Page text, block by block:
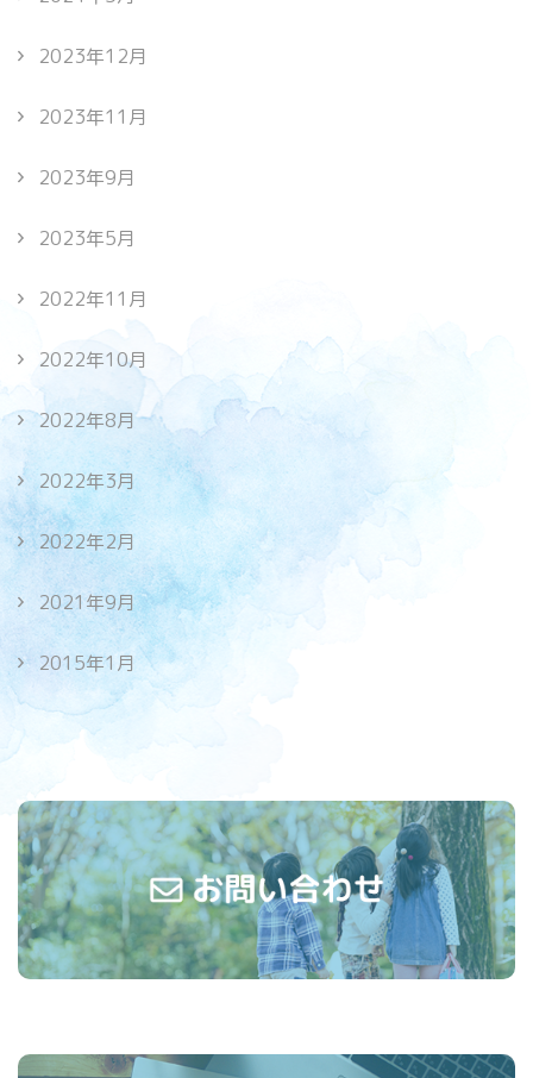
2023年12月
2023年11月
2023年9月
2023年5月
2022年11月
2022年10月
2022年8月
2022年3月
2022年2月
2021年9月
2015年1月